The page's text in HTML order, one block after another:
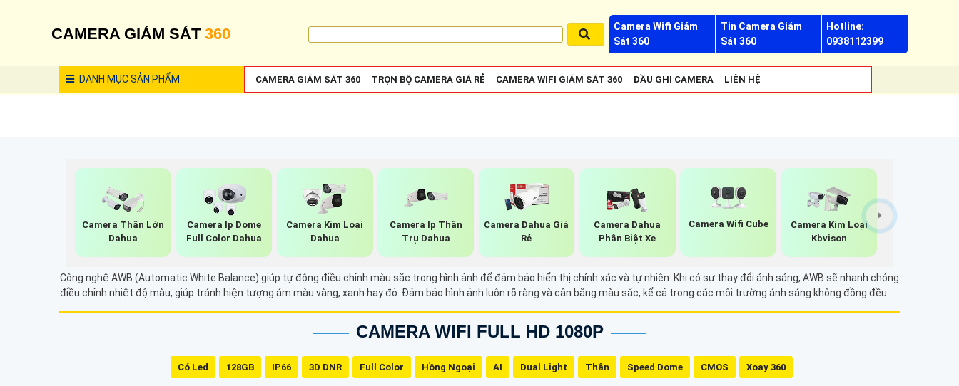
CAMERA GIÁM SÁT 360
Camera Wifi Giám
Sát 360
Tin Camera Giám
Sát 360
Hotline:
0938112399
DANH MỤCSẢN PHẨM CAMERA GIÁM SÁT 360 TRỌN BỘ CAMERA GIÁ RẺ CAMERA WIFI GIÁM SÁT 360 ĐẦU GHI CAMERA LIÊN HỆ
Camera Thân Lớn
Dahua
Camera Ip Dome
Full Color Dahua
Camera Kim Loại
Dahua
Camera Ip Thân
Trụ Dahua
Camera Dahua Giá
Rẻ
Camera Dahua
Phân Biệt Xe
Camera Wifi Cube
Camera Kim Loại
Kbvison
Công nghệ AWB (Automatic White Balance) giúp tự động điều chỉnh màu sắc trong hình ảnh để đảm bảo hiển thị chính xác và tự nhiên. Khi có sự thay đổi ánh sáng, AWB sẽ nhanh chóng
điều chỉnh nhiệt độ màu, giúp tránh hiện tượng ám màu vàng, xanh hay đỏ. Đảm bảo hình ảnh luôn rõ ràng và cân bằng màu sắc, kể cả trong các môi trường ánh sáng không đồng đều.
CAMERA WIFI FULL HD 1080P
Có Led 128GB IP66 3D DNR Full Color Hồng Ngoại AI Dual Light Thân Speed Dome CMOS Xoay 360